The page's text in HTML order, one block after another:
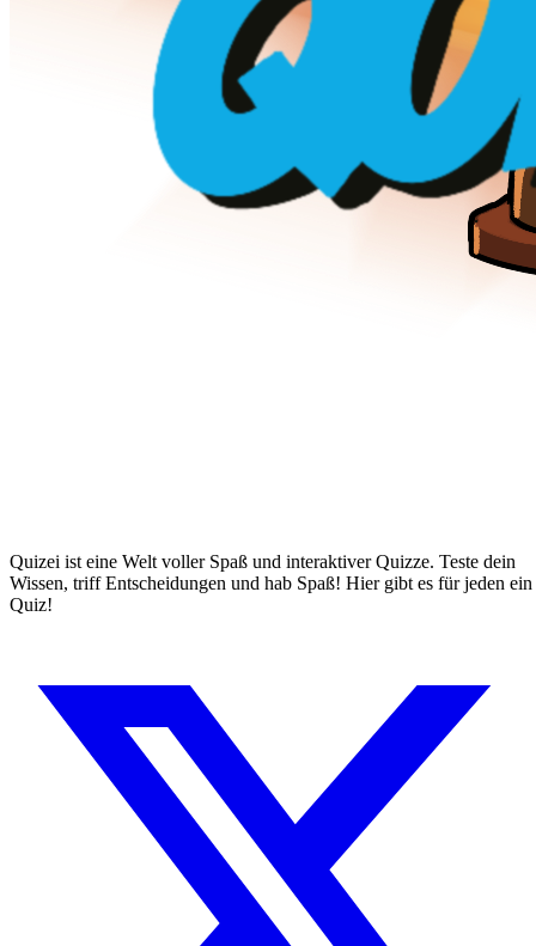
Quizei ist eine Welt voller Spaß und interaktiver Quizze. Teste dein
Wissen, triff Entscheidungen und hab Spaß! Hier gibt es für jeden ein
Quiz!